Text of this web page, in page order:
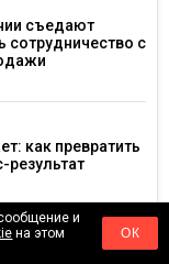
съедают
сотрудничество с
как превратить
результат
и
на этом
ОК